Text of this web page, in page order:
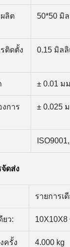
ลิต
50*50 มิ
ติดตั้ง
0.15 มิลลิ
± 0.01 ม
การ
± 0.025
ดส่ง
รายการเ
ยว: 10X10X8
ครั้ง
4.000 kg